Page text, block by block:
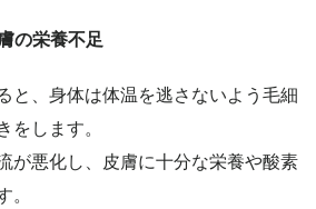
の栄養不足
と、身体は体温を逃さないよう毛細
をします。
が悪化し、皮膚に十分な栄養や酸素
。